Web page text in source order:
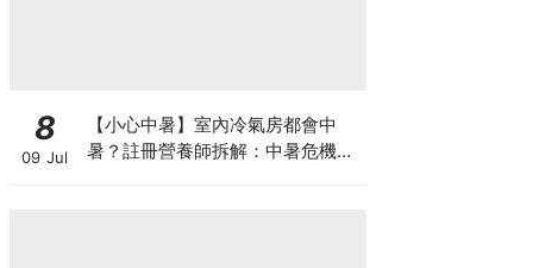
8
09 Jul
【小心中暑】室內冷氣房都會中
暑？註冊營養師拆解：中暑危機及